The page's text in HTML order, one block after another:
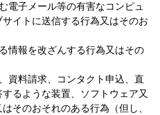
電子メール等の有害なコンピュ
イトに送信する行為又はそのお
情報を改ざんする行為又はその
資料請求、コンタクト申込、直
るような装置、ソフトウェア又
そのおそれのある行為（但し、